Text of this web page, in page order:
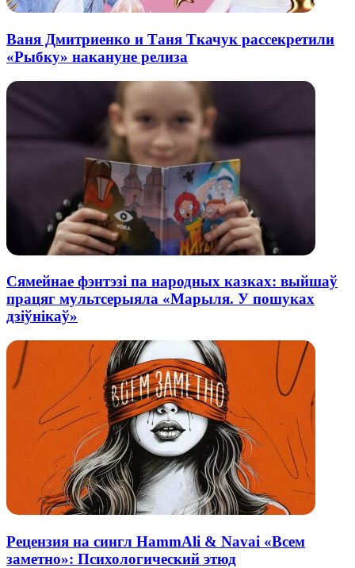
Ваня Дмитриенко и Таня Ткачук рассекретили
«Рыбку» накануне релиза
Сямейнае фэнтэзі па народных казках: выйшаў
працяг мультсерыяла «Марыля. У пошуках
дзіўнікаў»
Рецензия на сингл HammAli & Navai «Всем
заметно»: Психологический этюд